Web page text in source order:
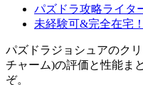
パズドラ攻略ライタ
未経験可&完全在宅
パズドラジョシュアのク
チャーム)の評価と性能ま
ぞ。